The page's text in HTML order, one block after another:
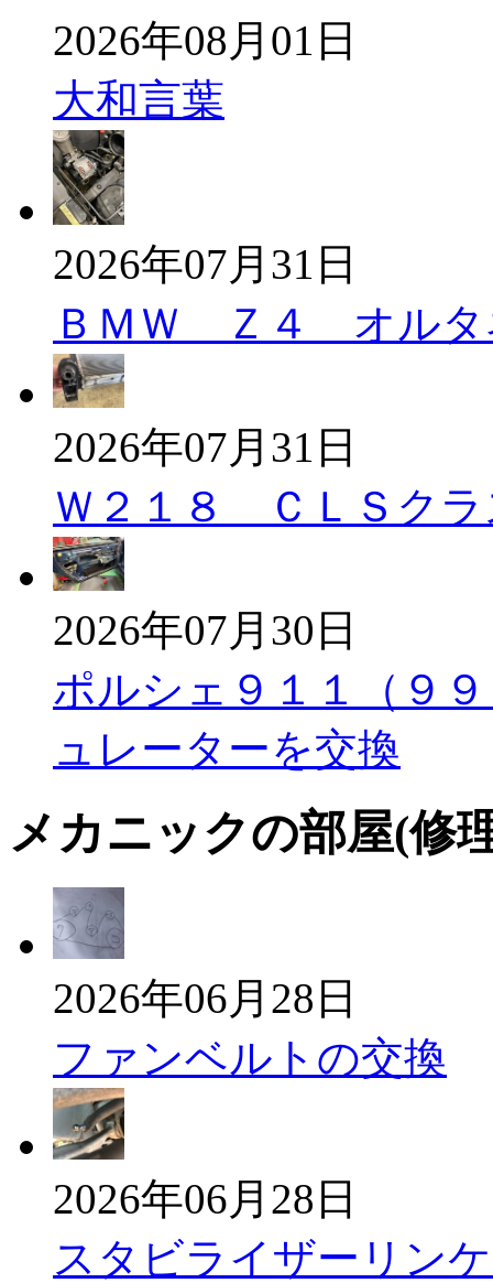
2026年08月01日
大和言葉
2026年07月31日
ＢＭＷ Ｚ４ オルタ
2026年07月31日
Ｗ２１８ ＣＬＳク
2026年07月30日
ポルシェ９１１（９
ュレーターを交換
メカニックの部屋(
2026年06月28日
ファンベルトの交換
2026年06月28日
スタビライザーリン